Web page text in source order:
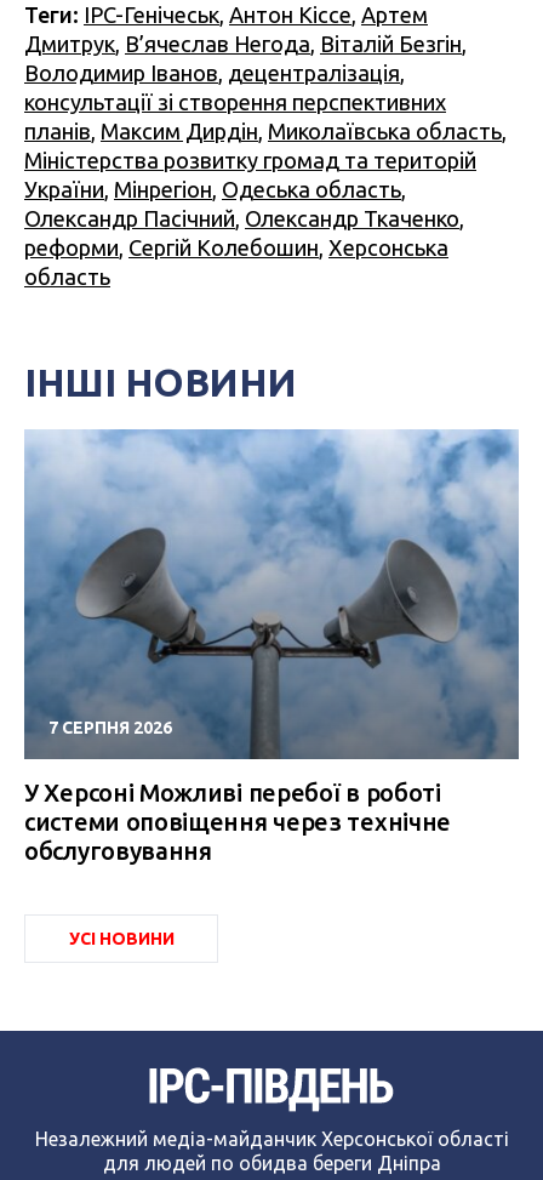
Теги: IPC-Генічеськ Антон Кіссе Артем
Дмитрук В’ячеслав Негода Віталій Безгін
Володимир Іванов децентралізація
консультації зі створення перспективних
планів Максим Дирдін Миколаївська область
Міністерства розвитку громад та територій
України Мінрегіон Одеська область
Олександр Пасічний Олександр Ткаченко
реформи Сергій Колебошин Херсонська
область
ІНШІ НОВИНИ
7 СЕРПНЯ 2026
У Херсоні Можливі перебої в роботі
системи оповіщення через технічне
обслуговування
УСІ НОВИНИ
Незалежний медіа-майданчик Херсонської області
для людей по обидва береги Дніпра